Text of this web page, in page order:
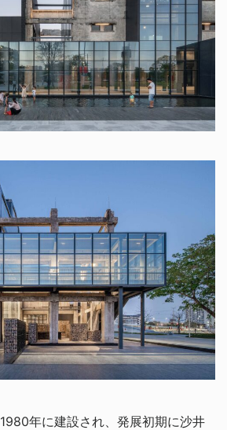
年に建設され、発展初期に沙井